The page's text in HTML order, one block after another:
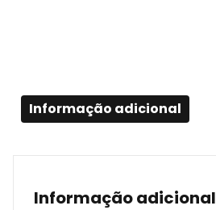
Informação adicional
Informação adicional